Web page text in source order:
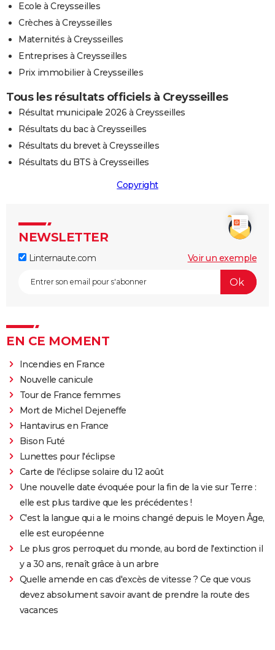
Ecole à Creysseilles
Crèches à Creysseilles
Maternités à Creysseilles
Entreprises à Creysseilles
Prix immobilier à Creysseilles
Tous les résultats officiels à Creysseilles
Résultat municipale 2026 à Creysseilles
Résultats du bac à Creysseilles
Résultats du brevet à Creysseilles
Résultats du BTS à Creysseilles
Copyright
NEWSLETTER
Linternaute.com Voir un exemple
EN CE MOMENT
Incendies en France
Nouvelle canicule
Tour de France femmes
Mort de Michel Dejeneffe
Hantavirus en France
Bison Futé
Lunettes pour l'éclipse
Carte de l'éclipse solaire du 12 août
Une nouvelle date évoquée pour la fin de la vie sur Terre :
elle est plus tardive que les précédentes !
C'est la langue qui a le moins changé depuis le Moyen Âge,
elle est européenne
Le plus gros perroquet du monde, au bord de l'extinction il
y a 30 ans, renaît grâce à un arbre
Quelle amende en cas d'excès de vitesse ? Ce que vous
devez absolument savoir avant de prendre la route des
vacances